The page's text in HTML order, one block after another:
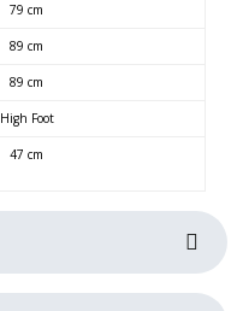
79 cm
89 cm
89 cm
High Foot
47 cm